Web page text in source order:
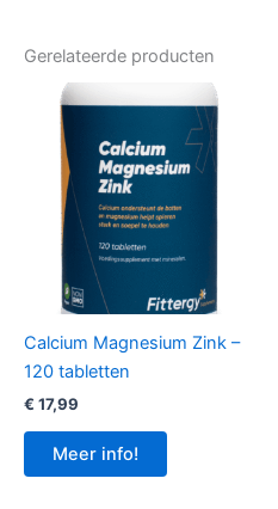
Gerelateerde producten
Calcium Magnesium Zink –
120 tabletten
€ 17,99
Meer info!